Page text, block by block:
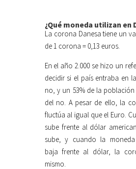
¿Qué moneda utilizan en
La corona Danesa tiene un
de 1 corona = 0,13 euros.
En el año 2.000 se hizo un
decidir si el país entraba en
no, y un 53% de la
del no. A pesar de ello, la
fluctúa al igual que el Euro.
sube frente al dólar
sube, y cuando la
baja frente al dólar, la
mismo.